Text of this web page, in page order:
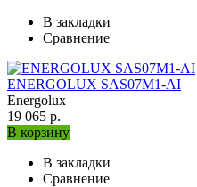
В закладки
Сравнение
ENERGOLUX SAS07M1-AI
Energolux
19 065 р.
В корзину
В закладки
Сравнение